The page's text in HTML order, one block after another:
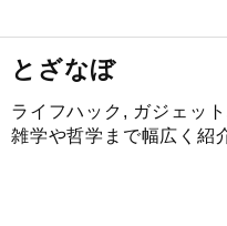
とざなぼ
ライフハック, ガジェッ
雑学や哲学まで幅広く紹